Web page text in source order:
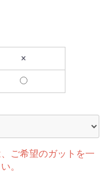
×
ご希望のガットを一
。